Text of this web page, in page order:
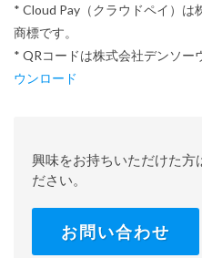
* Cloud Pay（クラウドペイ）
商標です。
* QRコードは株式会社デンソー
ウンロード
興味をお持ちいただけた方
ださい。
お問い合わせ